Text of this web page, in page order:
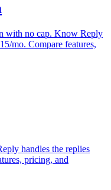
with no cap. Know Reply
mo. Compare features,
handles the replies
pricing, and